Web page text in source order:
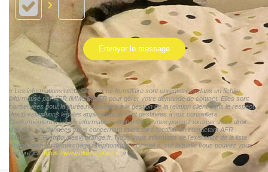
Envoyer le message
« Les informations recueillies sur ce formulaire sont enregistrées dans un fichier
informatisé par AFR IMMOBILIER pour gérer votre demande de contact. Elles sont
conservées pour la durée nécessaire à la gestion de la relation client dans le respect
des prescriptions légales applicables et sont destinées à nos conseillers
Conformément à la loi « informatique et libertés », vous pouvez exercer votre droit
d'accès aux données vous concernant et les faire rectifier en contactant AFR
IMMOBILIER afrhouilles@orange.fr. Nous vous informons de l'existence de la liste
d'opposition au démarchage téléphonique « Bloctel », sur laquelle vous pouvez vous
inscrire ici :https://www.bloctel.gouv.fr/»